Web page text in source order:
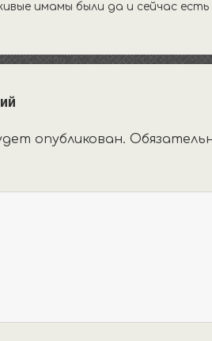
имамы были да и сейчас есть
опубликован.